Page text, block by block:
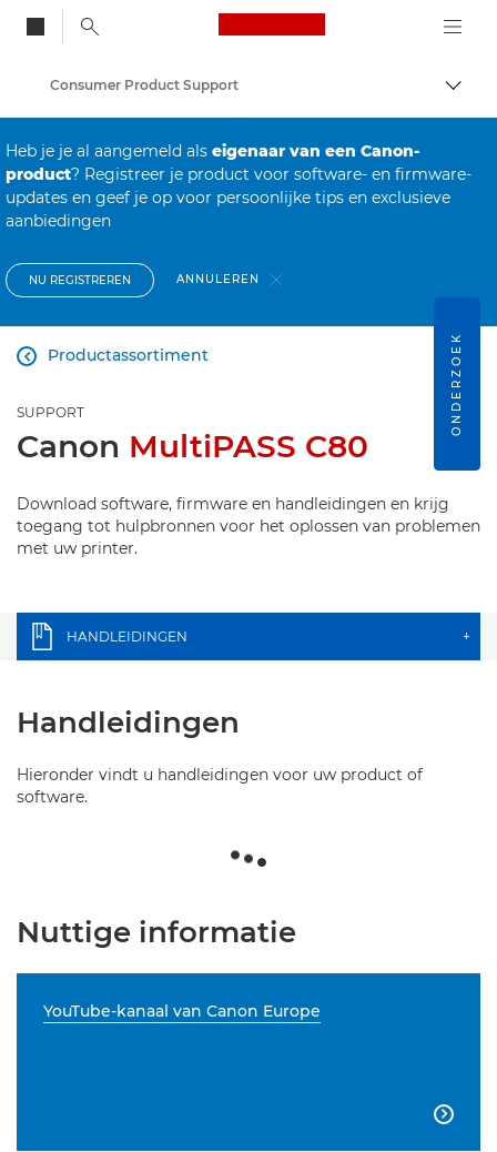
Canon Logo, back
Consumer Product Support
Heb je je al aangemeld als eigenaar van een Canon-
product? Registreer je product voor software- en firmware-
updates en geef je op voor persoonlijke tips en exclusieve
aanbiedingen
NU REGISTREREN ANNULEREN
Productassortiment

SUPPORT
Canon MultiPASS C80
Download software, firmware en handleidingen en krijg
toegang tot hulpbronnen voor het oplossen van problemen
met uw printer.
HANDLEIDINGEN +
Handleidingen
Hieronder vindt u handleidingen voor uw product of
software.
Nuttige informatie
YouTube-kanaal van Canon Europe

ONDERZOEK